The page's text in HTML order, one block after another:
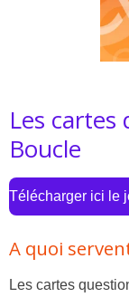
Les
Boucle
Télécharger ici le
A quoi
Les cartes